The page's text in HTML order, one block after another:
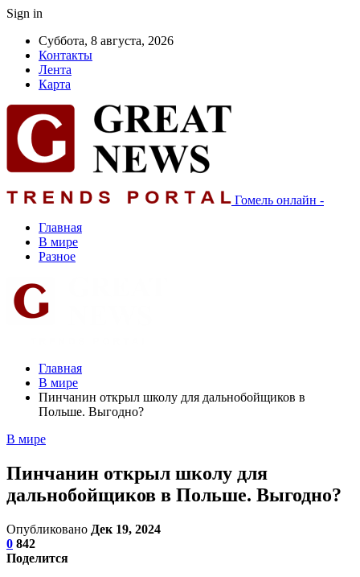
Sign in
Суббота, 8 августа, 2026
Контакты
Лента
Карта
Гомель онлайн -
Главная
В мире
Разное
Главная
В мире
Пинчанин открыл школу для дальнобойщиков в
Польше. Выгодно?
В мире
Пинчанин открыл школу для
дальнобойщиков в Польше. Выгодно?
Опубликовано Дек 19, 2024
0 842
Поделится